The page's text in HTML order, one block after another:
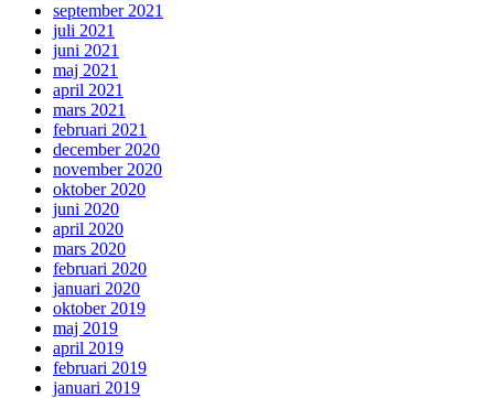
september 2021
juli 2021
juni 2021
maj 2021
april 2021
mars 2021
februari 2021
december 2020
november 2020
oktober 2020
juni 2020
april 2020
mars 2020
februari 2020
januari 2020
oktober 2019
maj 2019
april 2019
februari 2019
januari 2019